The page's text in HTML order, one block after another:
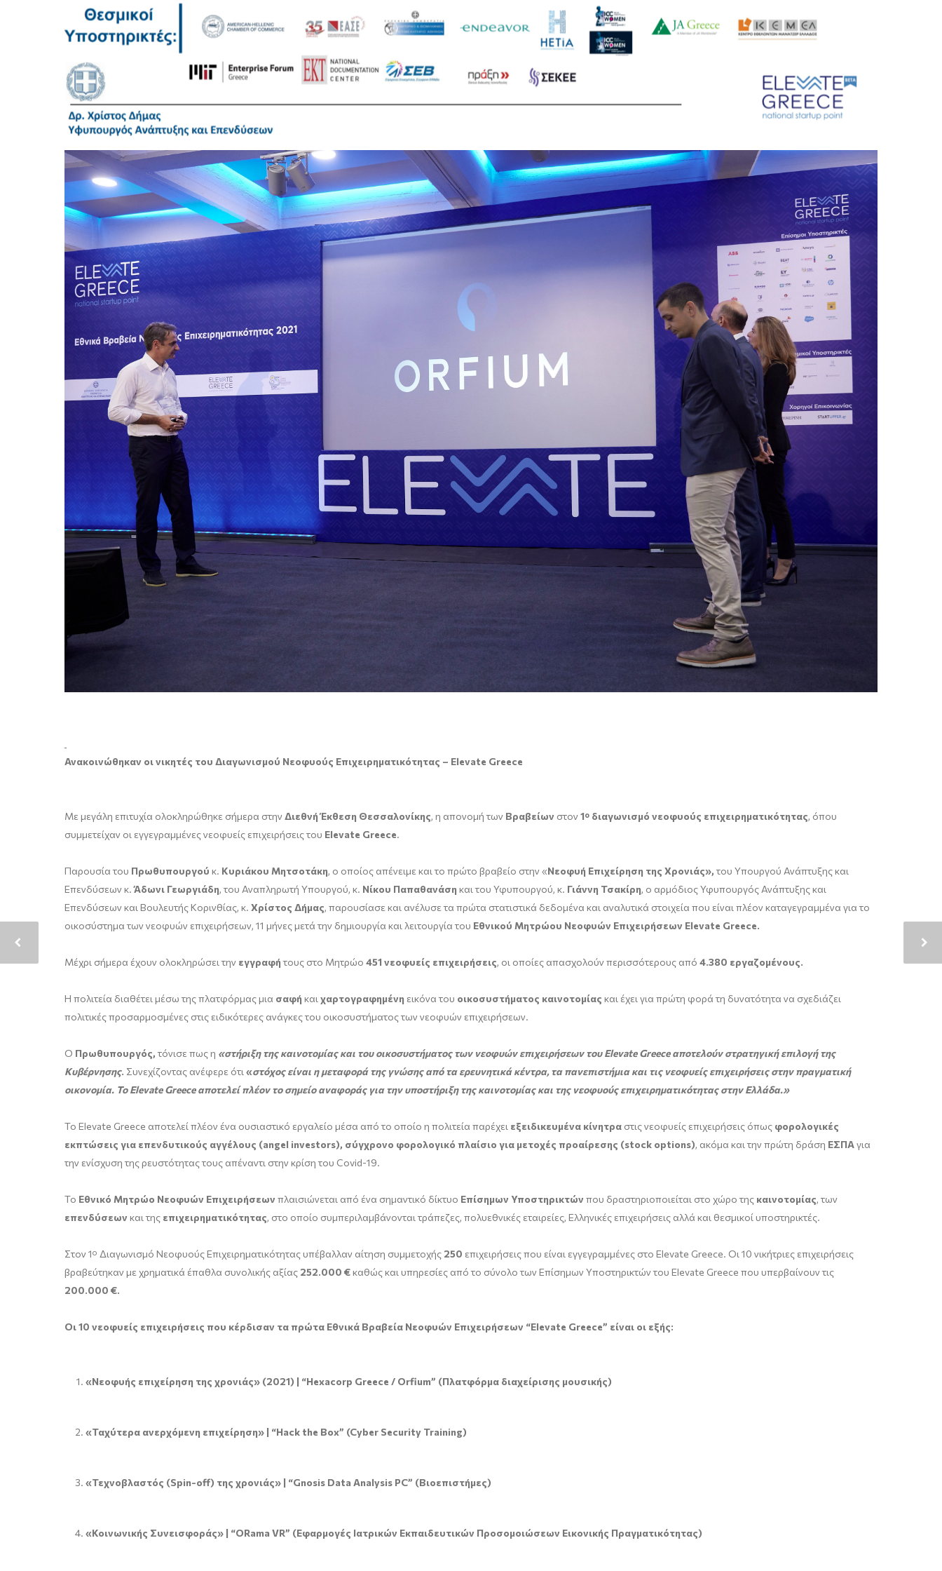
Ανακοινώθηκαν οι νικητές του Διαγωνισμού Νεοφυούς Επιχειρηματικότητας – Elevate Greece
Με μεγάλη επιτυχία ολοκληρώθηκε σήμερα στην Διεθνή Έκθεση Θεσσαλονίκης, η απονομή των Βραβείων στον 1ο διαγωνισμό νεοφυούς επιχειρηματικότητας, όπου
συμμετείχαν οι εγγεγραμμένες νεοφυείς επιχειρήσεις του Elevate Greece.
Παρουσία του Πρωθυπουργού κ. Κυριάκου Μητσοτάκη, ο οποίος απένειμε και το πρώτο βραβείο στην «Νεοφυή Επιχείρηση της Χρονιάς», του Υπουργού Ανάπτυξης και
Επενδύσεων κ.Άδωνι Γεωργιάδη, του Αναπληρωτή Υπουργού, κ. Νίκου Παπαθανάση και του Υφυπουργού, κ. Γιάννη Τσακίρη, ο αρμόδιος Υφυπουργός Ανάπτυξης και
Επενδύσεων και Βουλευτής Κορινθίας, κ. Χρίστος Δήμας, παρουσίασε και ανέλυσε τα πρώτα στατιστικά δεδομένα και αναλυτικά στοιχεία που είναι πλέον καταγεγραμμένα για το
οικοσύστημα των νεοφυών επιχειρήσεων, 11 μήνες μετά την δημιουργία και λειτουργία του Εθνικού Μητρώου Νεοφυών Επιχειρήσεων Elevate Greece.
Μέχρι σήμερα έχουν ολοκληρώσει την εγγραφή τους στο Μητρώο 451 νεοφυείς επιχειρήσεις, οι οποίες απασχολούν περισσότερους από 4.380 εργαζομένους.
Η πολιτεία διαθέτει μέσω της πλατφόρμας μια σαφή καιχαρτογραφημένη εικόνα του οικοσυστήματος καινοτομίας και έχει για πρώτη φορά τη δυνατότητα να σχεδιάζει
πολιτικές προσαρμοσμένες στις ειδικότερες ανάγκες του οικοσυστήματος των νεοφυών επιχειρήσεων.
Ο Πρωθυπουργός, τόνισε πως η «στήριξη της καινοτομίας και του οικοσυστήματος των νεοφυών επιχειρήσεων τουElevate Greeceαποτελούν στρατηγική επιλογή της
Κυβέρνησης. Συνεχίζοντας ανέφερε ότι«στόχος είναι η μεταφορά της γνώσης από τα ερευνητικά κέντρα, τα πανεπιστήμια και τις νεοφυείς επιχειρήσεις στην πραγματική
οικονομία. ΤοElevate Greeceαποτελεί πλέον το σημείο αναφοράς για την υποστήριξη της καινοτομίας και της νεοφυούς επιχειρηματικότητας στην Ελλάδα.»
Το Elevate Greece αποτελεί πλέον ένα ουσιαστικό εργαλείο μέσα από το οποίο η πολιτεία παρέχει εξειδικευμένα κίνητρα στις νεοφυείς επιχειρήσεις όπως φορολογικές
εκπτώσεις για επενδυτικούς αγγέλους (angel investors), σύγχρονο φορολογικό πλαίσιο για μετοχές προαίρεσης (stock options), ακόμα και την πρώτη δράση ΕΣΠΑγια
την ενίσχυση της ρευστότητας τους απέναντι στην κρίση του Covid-19.
Το Εθνικό Μητρώο Νεοφυών Επιχειρήσεων πλαισιώνεται από ένα σημαντικό δίκτυο Επίσημων Υποστηρικτών που δραστηριοποιείται στο χώρο της καινοτομίας, των
επενδύσεων και της επιχειρηματικότητας, στο οποίο συμπεριλαμβάνονται τράπεζες, πολυεθνικές εταιρείες, Ελληνικές επιχειρήσεις αλλά και θεσμικοί υποστηρικτές.
Στον 1ο Διαγωνισμό Νεοφυούς Επιχειρηματικότητας υπέβαλλαν αίτηση συμμετοχής 250 επιχειρήσεις που είναι εγγεγραμμένες στο Elevate Greece. Οι 10 νικήτριες επιχειρήσεις
βραβεύτηκαν με χρηματικά έπαθλα συνολικής αξίας 252.000 €καθώς και υπηρεσίες από το σύνολο των Επίσημων Υποστηρικτών του Elevate Greece που υπερβαίνουν τις
200.000 €.
Οι 10 νεοφυείς επιχειρήσεις που κέρδισαν τα πρώτα Εθνικά Βραβεία Νεοφυών Επιχειρήσεων “Elevate Greece” είναι οι εξής:
«Νεοφυής επιχείρηση της χρονιάς» (2021) | “Hexacorp Greece / Orfium” (Πλατφόρμα διαχείρισης μουσικής)
«Ταχύτερα ανερχόμενη επιχείρηση» | “Hack the Box” (Cyber Security Training)
«Τεχνοβλαστός (Spin-off) της χρονιάς» | “Gnosis Data Analysis PC” (Βιοεπιστήμες)
«Κοινωνικής Συνεισφοράς» | “ORama VR” (Εφαρμογές Ιατρικών Εκπαιδευτικών Προσομοιώσεων Εικονικής Πραγματικότητας)